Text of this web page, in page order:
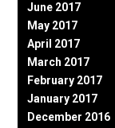
June 2017
May 2017
April 2017
March 2017
February 2017
January 2017
December 2016